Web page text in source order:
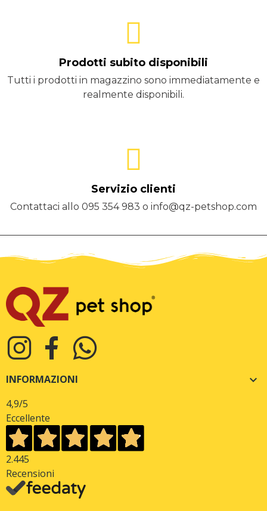
Prodotti subito disponibili
Tutti i prodotti in magazzino sono immediatamente e
realmente disponibili.
Servizio clienti
Contattaci allo 095 354 983 o info@qz-petshop.com
INFORMAZIONI 
4,9/5
Eccellente
2.445
Recensioni